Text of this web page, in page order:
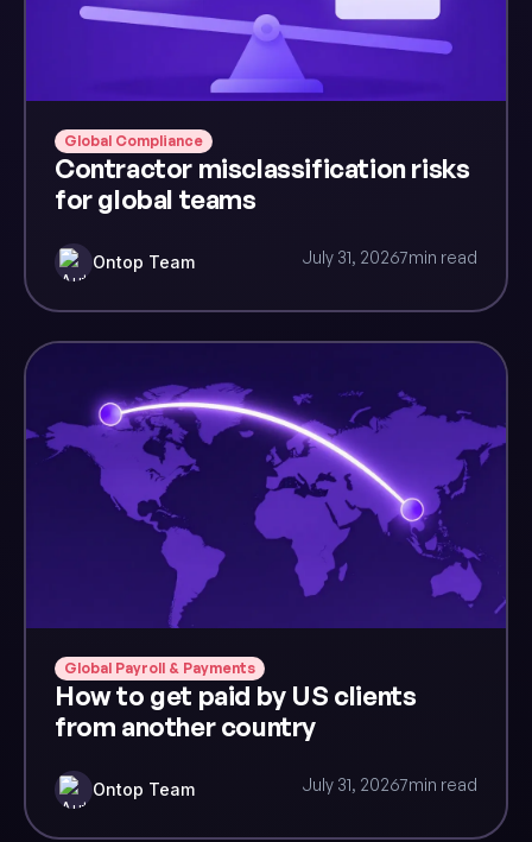
Global Compliance
Contractor misclassification risks
for global teams
Ontop Team July 31, 20267min read
Global Payroll & Payments
How to get paid by US clients
from another country
Ontop Team July 31, 20267min read